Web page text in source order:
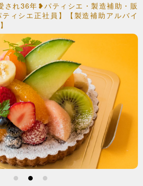
され36年❥パティシエ・製造補助・販
ィシエ正社員】【製造補助アルバイ
1 2 3